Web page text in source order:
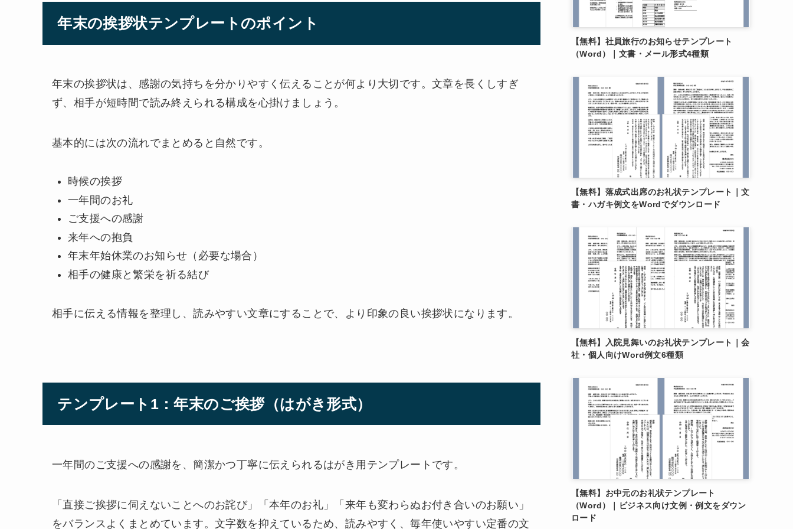
年末の挨拶状テンプレートのポイント
年末の挨拶状は、感謝の気持ちを分かりやすく伝えることが何より大切です。文章を長くしすぎ
ず、相手が短時間で読み終えられる構成を心掛けましょう。
基本的には次の流れでまとめると自然です。
時候の挨拶
一年間のお礼
ご支援への感謝
来年への抱負
年末年始休業のお知らせ（必要な場合）
相手の健康と繁栄を祈る結び
相手に伝える情報を整理し、読みやすい文章にすることで、より印象の良い挨拶状になります。
テンプレート1：年末のご挨拶（はがき形式）
一年間のご支援への感謝を、簡潔かつ丁寧に伝えられるはがき用テンプレートです。
「直接ご挨拶に伺えないことへのお詫び」「本年のお礼」「来年も変わらぬお付き合いのお願い」
をバランスよくまとめています。文字数を抑えているため、読みやすく、毎年使いやすい定番の文
【無料】社員旅行のお知らせテンプレート
（Word）｜文書・メール形式4種類
【無料】落成式出席のお礼状テンプレート｜文
書・ハガキ例文をWordでダウンロード
【無料】入院見舞いのお礼状テンプレート｜会
社・個人向けWord例文6種類
【無料】お中元のお礼状テンプレート
（Word）｜ビジネス向け文例・例文をダウン
ロード